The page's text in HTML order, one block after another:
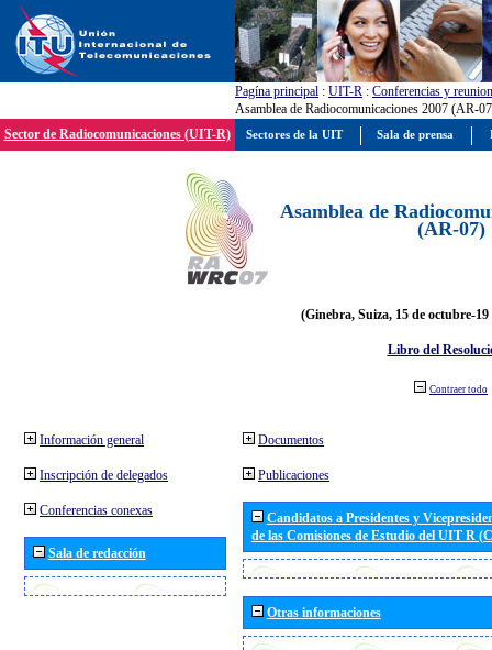
Pagína principal : UIT-R : Conferencias y
Asamblea de Radiocomunicaciones 2007 (AR-
Sector de Radiocomunicaciones (UIT-R)
Asamblea de
(AR-07)
(Ginebra, Suiza, 15 de octubre-19
Libro del
Contraer todo
Información general
Inscripción de delegados
Conferencias conexas
Sala de redacción
Documentos
Publicaciones
Candidatos a Presidentes y
de las Comisiones de Estudio del UIT R
Otras informaciones
Sectores de la UIT Sala de prensa